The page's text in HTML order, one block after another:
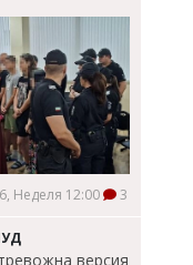
Неделя 12:00 3
версия